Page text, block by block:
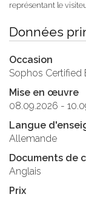
représentant le
Données
Occasion
Sophos Certified
Mise en œuvre
08.09.2026 -
Langue
Allemande
Documents de
Anglais
Prix